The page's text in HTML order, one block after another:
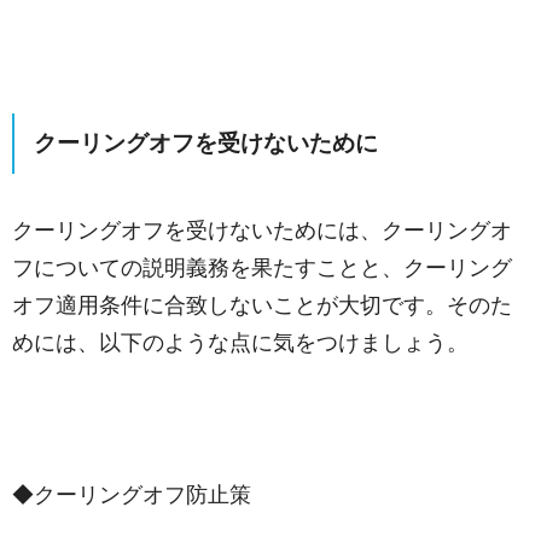
クーリングオフを受けないために
クーリングオフを受けないためには、クーリングオ
フについての説明義務を果たすことと、クーリング
オフ適用条件に合致しないことが大切です。そのた
めには、以下のような点に気をつけましょう。
◆クーリングオフ防止策